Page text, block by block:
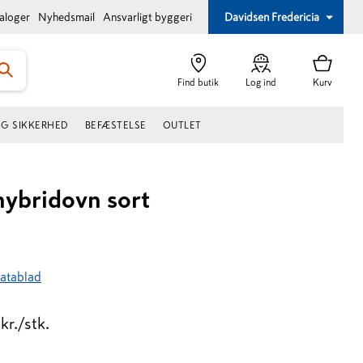
Nyhedsmail Ansvarligt byggeri Davidsen Fredericia
Find butik Log ind Kurv
SIKKERHED BEFÆSTELSE OUTLET
sort
kr./stk.